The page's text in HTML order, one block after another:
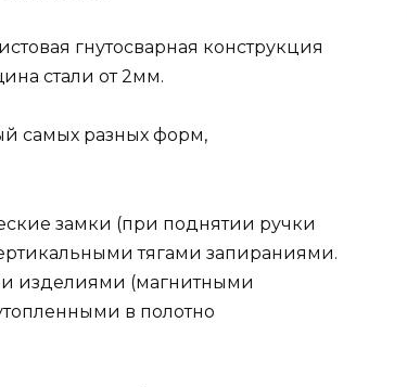
гнутосварная конструкция
стали от 2мм.
самых разных форм,
замки (при поднятии ручки
тягами запираниями.
изделиями (магнитными
в полотно